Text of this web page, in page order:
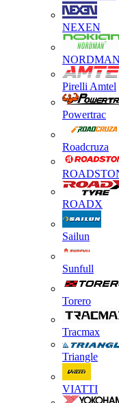
NEXEN
NORDMAN
Pirelli Amtel
Powertrac
Roadcruza
ROADX
Sailun
Sunfull
Torero
Tracmax
Triangle
VIATTI